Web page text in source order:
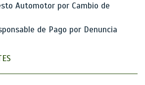
Automotor por Cambio de
de Pago por Denuncia